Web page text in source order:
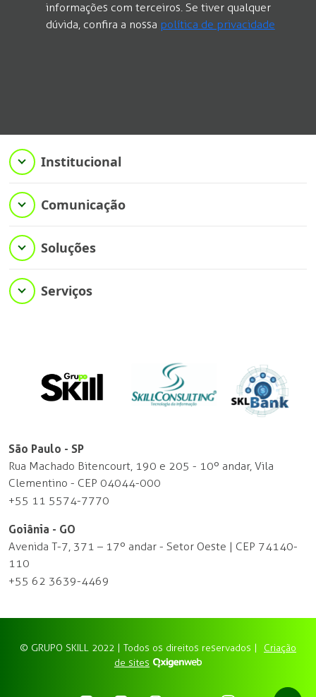
informações com terceiros. Se tiver qualquer
dúvida, confira a nossa política de privacidade
Institucional
Comunicação
Soluções
Serviços
São Paulo - SP
Rua Machado Bitencourt, 190 e 205 - 10º andar, Vila
Clementino - CEP 04044-000
+55 11 5574-7770
Goiânia - GO
Avenida T-7, 371 – 17º andar - Setor Oeste | CEP 74140-
110
+55 62 3639-4469
© GRUPO SKILL 2022 | Todos os direitos reservados |
Criação
de sites